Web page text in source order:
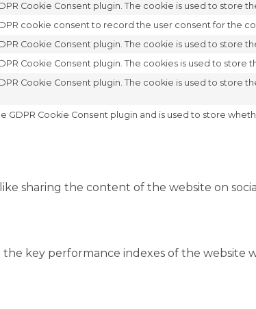
Cookie Consent plugin. The cookie is used to store
cookie consent to record the user consent for the
Cookie Consent plugin. The cookie is used to store
Cookie Consent plugin. The cookies is used to
Cookie Consent plugin. The cookie is used to
GDPR Cookie Consent plugin and is used to store
sharing the content of the website on
key performance indexes of the